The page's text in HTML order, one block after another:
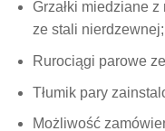
Grzałki miedziane
ze stali nierdzewnej;
Rurociągi parowe
Tłumik pary
Możliwość